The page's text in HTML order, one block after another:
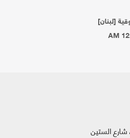
[لبنان]
الستين